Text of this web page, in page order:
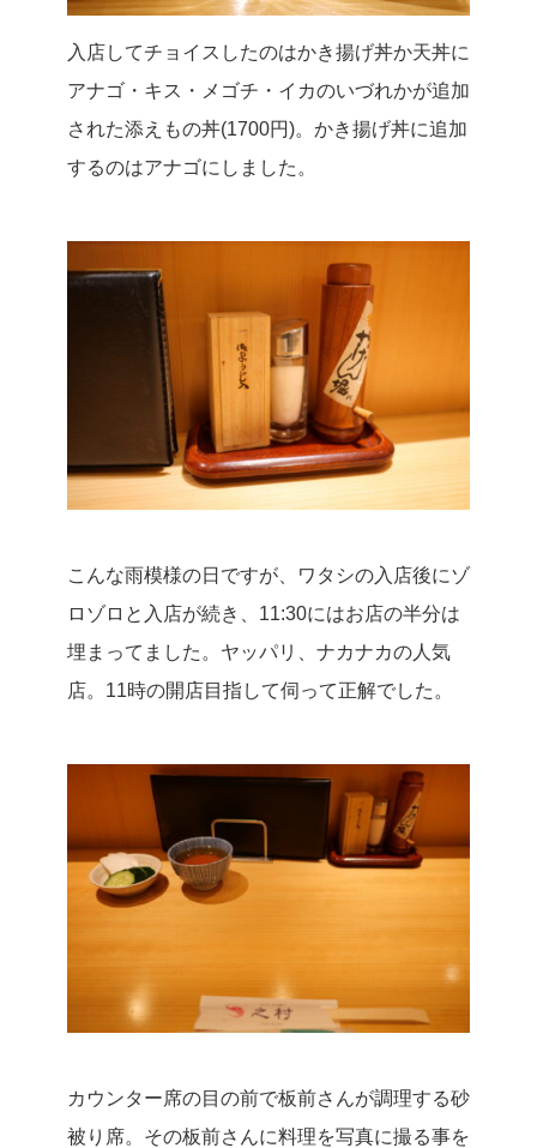
入店してチョイスしたのはかき揚げ丼か天丼に
アナゴ・キス・メゴチ・イカのいづれかが追加
された添えもの丼(1700円)。かき揚げ丼に追加
するのはアナゴにしました。
こんな雨模様の日ですが、ワタシの入店後にゾ
ロゾロと入店が続き、11:30にはお店の半分は
埋まってました。 ヤッパリ、ナカナカの人気
店。11時の開店目指して伺って正解でした。
カウンター席の目の前で板前さんが調理する砂
被り席。 その板前さんに料理を写真に撮る事を